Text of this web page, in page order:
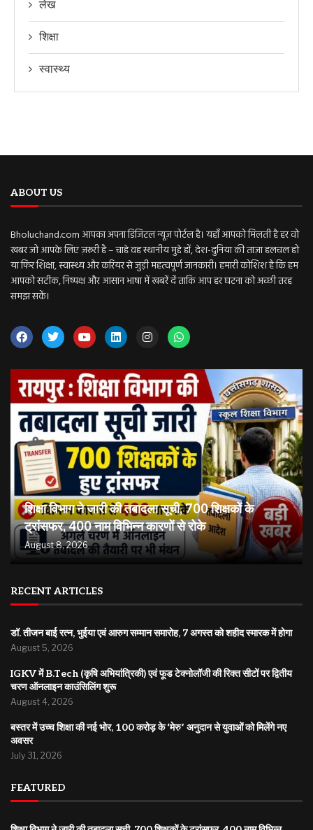
लेख
शिक्षा
स्वास्थ्य
ABOUT US
Bholuchand.com आपका अपना डिजिटल न्यूज़ पोर्टल है। यहाँ आपको मिलती है हर वो
खबर जो आपके लिए ज़रूरी है – चाहे वह स्थानीय मुद्दे हों, देश-दुनिया की ताज़ा हलचल हो
या फिर शिक्षा, स्वास्थ्य और करियर से जुड़ी महत्वपूर्ण जानकारी। हमारी कोशिश है कि हम
आपको सटीक, निष्पक्ष और आसान भाषा में खबरें दें ताकि आप हर घटना को अच्छी तरह
समझ सकें।
शिक्षा विभाग ने जारी की तबादला सूची, 700 शिक्षकों के
ट्रांसफर, 400 नाम विभिन्न कारणों से रोके
August 8, 2026
RECENT ARTICLES
डॉ. तीजन बाई रत्न, भुईया एवं आरुग सम्मान समारोह, 7 अगस्त को शहीद स्मारक में होगा
August 5, 2026
IGKV में B.Tech (कृषि अभियांत्रिकी) एवं फूड टेक्नोलॉजी की रिक्त सीटों पर द्वितीय
चरण ऑनलाइन काउंसिलिंग शुरू
August 4, 2026
बस्तर में उच्च शिक्षा की नई भोर, 100 करोड़ के ‘मेरु’ अनुदान से युवाओं को मिलेंगे नए
अवसर
July 31, 2026
FEATURED